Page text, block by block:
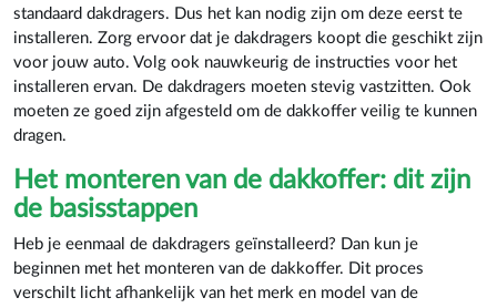
standaard dakdragers. Dus het kan nodig zijn om deze eerst te
installeren. Zorg ervoor dat je dakdragers koopt die geschikt zijn
voor jouw auto. Volg ook nauwkeurig de instructies voor het
installeren ervan. De dakdragers moeten stevig vastzitten. Ook
moeten ze goed zijn afgesteld om de dakkoffer veilig te kunnen
dragen.
Het monteren van de dakkoffer: dit zijn
de basisstappen
Heb je eenmaal de dakdragers geïnstalleerd? Dan kun je
beginnen met het monteren van de dakkoffer. Dit proces
verschilt licht afhankelijk van het merk en model van de